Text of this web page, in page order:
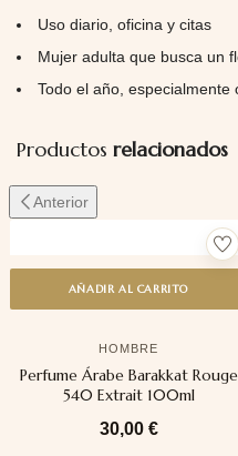
Uso diario, oficina y citas
Mujer adulta que busca un
Todo el año, especialmente
Productos relacionados
Anterior
AÑADIR AL CARRITO
HOMBRE
Perfume Árabe Barakkat Rouge
540 Extrait 100ml
30,00 €